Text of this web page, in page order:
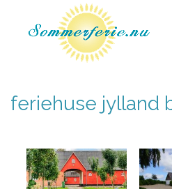
feriehuse jylland